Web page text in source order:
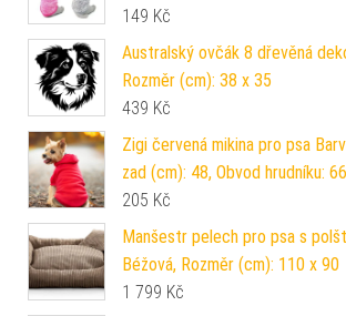
149 Kč
Australský ovčák 8 dřevěná
Rozměr (cm): 38 x 35
439 Kč
Zigi červená mikina pro psa
zad (cm): 48, Obvod hrudníku:
205 Kč
Manšestr pelech pro psa s
Béžová, Rozměr (cm): 110 x 90
1 799 Kč